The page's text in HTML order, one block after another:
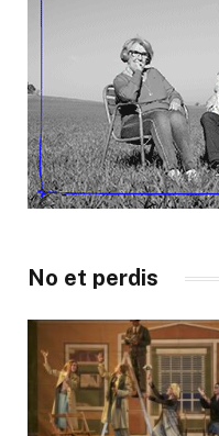
No et perdis